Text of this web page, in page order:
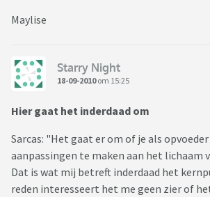
Maylise
Starry Night
18-09-2010om 15:25
Hier gaat het inderdaad om
Sarcas: "Het gaat er om of je als
aanpassingen te maken aan het lichaam
Dat is wat mij betreft inderdaad het
reden interesseert het me geen zier of